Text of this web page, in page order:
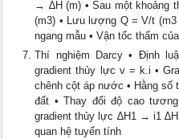
→ ∆H (m) • Sau một
(m3) • Lưu lượng Q = V/t
ngang mẫu • Vận tốc thấm
Thí nghiệm Darcy • Định
gradient thủy lực v = k.i •
chênh cột áp nước • Hằng số
đất • Thay đổi độ cao
gradient thủy lực ∆H1 → i1
quan hệ tuyến tính